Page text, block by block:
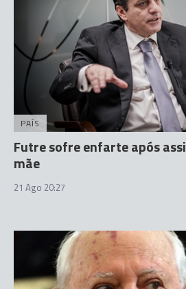
PAÍS
Futre sofre enfarte após
mãe
21 Ago 20:27